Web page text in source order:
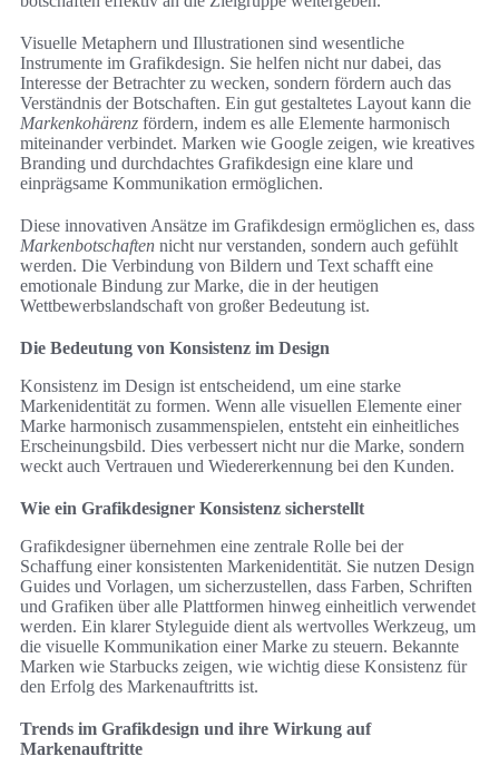
Visuelle Metaphern und Illustrationen sind wesentliche
Instrumente im Grafikdesign. Sie helfen nicht nur dabei, das
Interesse der Betrachter zu wecken, sondern fördern auch das
Verständnis der Botschaften. Ein gut gestaltetes Layout kann die
Markenkohärenz fördern, indem es alle Elemente harmonisch
miteinander verbindet. Marken wie Google zeigen, wie kreatives
Branding und durchdachtes Grafikdesign eine klare und
einprägsame Kommunikation ermöglichen.
Diese innovativen Ansätze im Grafikdesign ermöglichen es, dass
Markenbotschaften nicht nur verstanden, sondern auch gefühlt
werden. Die Verbindung von Bildern und Text schafft eine
emotionale Bindung zur Marke, die in der heutigen
Wettbewerbslandschaft von großer Bedeutung ist.
Die Bedeutung von Konsistenz im Design
Konsistenz im Design ist entscheidend, um eine starke
Markenidentität zu formen. Wenn alle visuellen Elemente einer
Marke harmonisch zusammenspielen, entsteht ein einheitliches
Erscheinungsbild. Dies verbessert nicht nur die Marke, sondern
weckt auch Vertrauen und Wiedererkennung bei den Kunden.
Wie ein Grafikdesigner Konsistenz sicherstellt
Grafikdesigner übernehmen eine zentrale Rolle bei der
Schaffung einer konsistenten Markenidentität. Sie nutzen Design
Guides und Vorlagen, um sicherzustellen, dass Farben, Schriften
und Grafiken über alle Plattformen hinweg einheitlich verwendet
werden. Ein klarer Styleguide dient als wertvolles Werkzeug, um
die visuelle Kommunikation einer Marke zu steuern. Bekannte
Marken wie Starbucks zeigen, wie wichtig diese Konsistenz für
den Erfolg des Markenauftritts ist.
Trends im Grafikdesign und ihre Wirkung auf
Markenauftritte